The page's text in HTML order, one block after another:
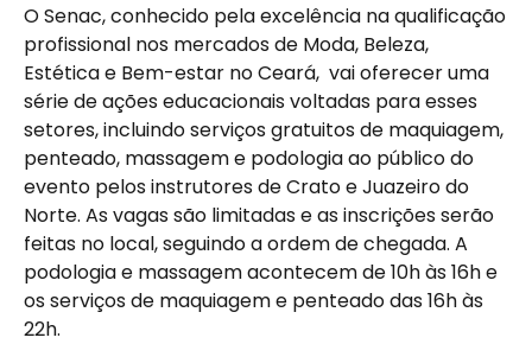
O Senac, conhecido pela excelência na qualificação
profissional nos mercados de Moda, Beleza,
Estética e Bem-estar no Ceará, vai oferecer uma
série de ações educacionais voltadas para esses
setores, incluindo serviços gratuitos de maquiagem,
penteado, massagem e podologia ao público do
evento pelos instrutores de Crato e Juazeiro do
Norte. As vagas são limitadas e as inscrições serão
feitas no local, seguindo a ordem de chegada. A
podologia e massagem acontecem de 10h às 16h e
os serviços de maquiagem e penteado das 16h às
22h.